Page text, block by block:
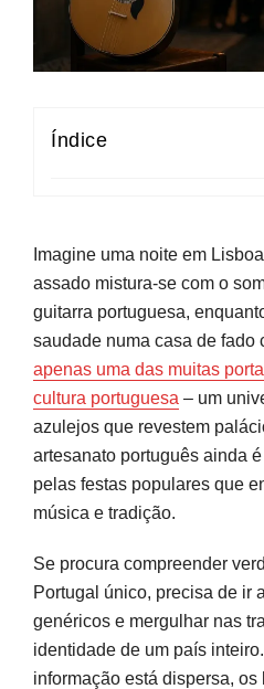
Índice
A Evolução Histórica do
Reconhecimento Mundial
Descubra o Fado em
Casas e Experiências
O Impacto do Fado no
Cultural de Lisboa
Onde Vivenciar a Cultura
Festivais além da capital
Como integrar estas
Imagine uma noite em
assado mistura-se com o
guitarra portuguesa,
saudade numa casa de fado
apenas uma das muitas
cultura portuguesa – um
azulejos que revestem
artesanato português ainda
pelas festas populares que
música e tradição.
Se procura compreender
Portugal único, precisa de ir
genéricos e mergulhar nas
identidade de um país
informação está dispersa,